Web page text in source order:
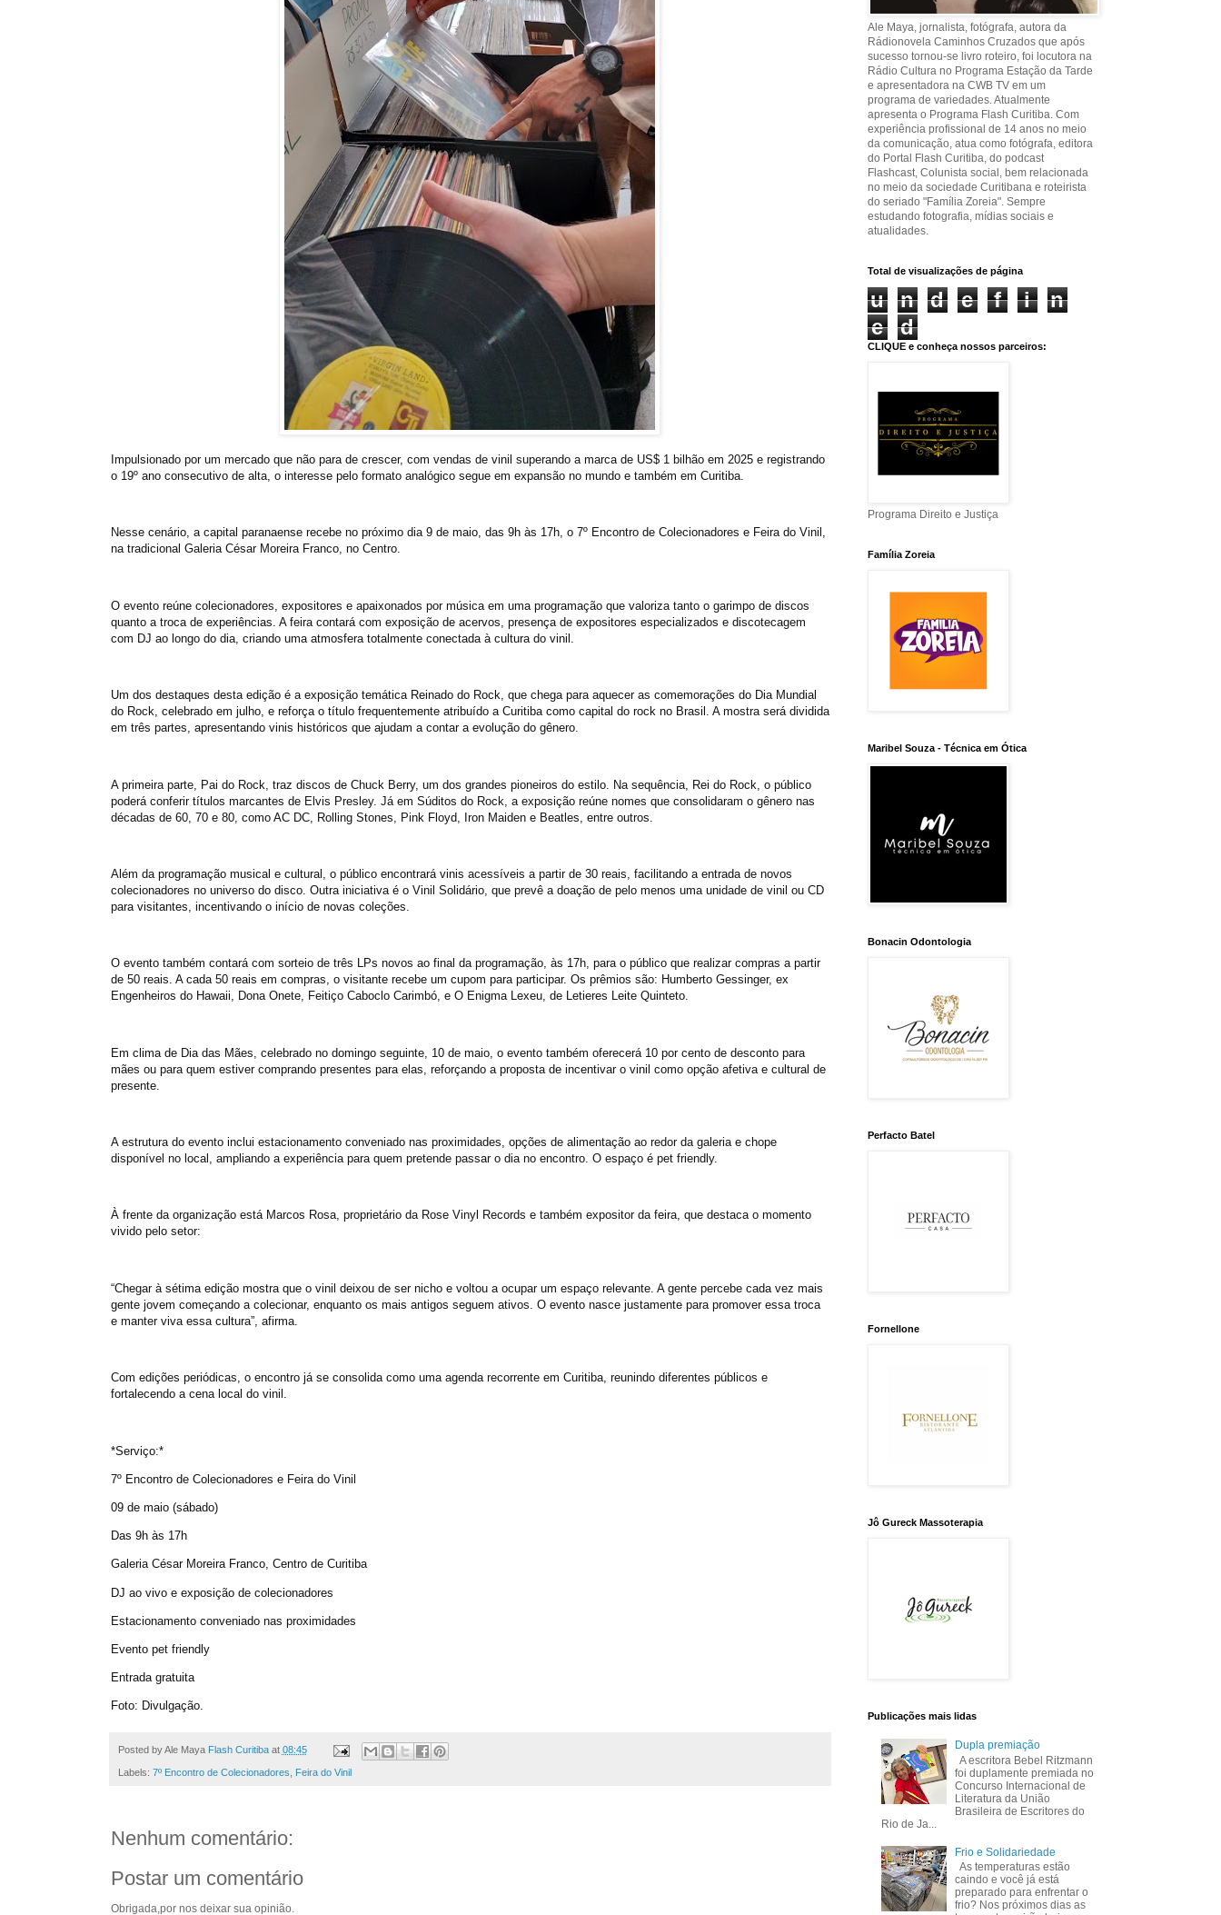
Impulsionado por um mercado que não para de crescer, com vendas de vinil superando a marca de US$ 1 bilhão em 2025 e registrando
o 19º ano consecutivo de alta, o interesse pelo formato analógico segue em expansão no mundo e também em Curitiba.
Nesse cenário, a capital paranaense recebe no próximo dia 9 de maio, das 9h às 17h, o 7º Encontro de Colecionadores e Feira do Vinil,
na tradicional Galeria César Moreira Franco, no Centro.
O evento reúne colecionadores, expositores e apaixonados por música em uma programação que valoriza tanto o garimpo de discos
quanto a troca de experiências. A feira contará com exposição de acervos, presença de expositores especializados e discotecagem
com DJ ao longo do dia, criando uma atmosfera totalmente conectada à cultura do vinil.
Um dos destaques desta edição é a exposição temática Reinado do Rock, que chega para aquecer as comemorações do Dia Mundial
do Rock, celebrado em julho, e reforça o título frequentemente atribuído a Curitiba como capital do rock no Brasil. A mostra será dividida
em três partes, apresentando vinis históricos que ajudam a contar a evolução do gênero.
A primeira parte, Pai do Rock, traz discos de Chuck Berry, um dos grandes pioneiros do estilo. Na sequência, Rei do Rock, o público
poderá conferir títulos marcantes de Elvis Presley. Já em Súditos do Rock, a exposição reúne nomes que consolidaram o gênero nas
décadas de 60, 70 e 80, como AC DC, Rolling Stones, Pink Floyd, Iron Maiden e Beatles, entre outros.
Além da programação musical e cultural, o público encontrará vinis acessíveis a partir de 30 reais, facilitando a entrada de novos
colecionadores no universo do disco. Outra iniciativa é o Vinil Solidário, que prevê a doação de pelo menos uma unidade de vinil ou CD
para visitantes, incentivando o início de novas coleções.
O evento também contará com sorteio de três LPs novos ao final da programação, às 17h, para o público que realizar compras a partir
de 50 reais. A cada 50 reais em compras, o visitante recebe um cupom para participar. Os prêmios são: Humberto Gessinger, ex
Engenheiros do Hawaii, Dona Onete, Feitiço Caboclo Carimbó, e O Enigma Lexeu, de Letieres Leite Quinteto.
Em clima de Dia das Mães, celebrado no domingo seguinte, 10 de maio, o evento também oferecerá 10 por cento de desconto para
mães ou para quem estiver comprando presentes para elas, reforçando a proposta de incentivar o vinil como opção afetiva e cultural de
presente.
A estrutura do evento inclui estacionamento conveniado nas proximidades, opções de alimentação ao redor da galeria e chope
disponível no local, ampliando a experiência para quem pretende passar o dia no encontro. O espaço é pet friendly.
À frente da organização está Marcos Rosa, proprietário da Rose Vinyl Records e também expositor da feira, que destaca o momento
vivido pelo setor:
“Chegar à sétima edição mostra que o vinil deixou de ser nicho e voltou a ocupar um espaço relevante. A gente percebe cada vez mais
gente jovem começando a colecionar, enquanto os mais antigos seguem ativos. O evento nasce justamente para promover essa troca
e manter viva essa cultura”, afirma.
Com edições periódicas, o encontro já se consolida como uma agenda recorrente em Curitiba, reunindo diferentes públicos e
fortalecendo a cena local do vinil.
*Serviço:*
7º Encontro de Colecionadores e Feira do Vinil
09 de maio (sábado)
Das 9h às 17h
Galeria César Moreira Franco, Centro de Curitiba
DJ ao vivo e exposição de colecionadores
Estacionamento conveniado nas proximidades
Evento pet friendly
Entrada gratuita
Foto: Divulgação.
Posted by Ale Maya Flash Curitiba at 08:45
Labels: 7º Encontro de Colecionadores Feira do Vinil
Nenhum comentário:
Postar um comentário
Obrigada,por nos deixar sua opinião.
Ale Maya, jornalista, fotógrafa, autora da
Rádionovela Caminhos Cruzados que após
sucesso tornou-se livro roteiro, foi locutora na
Rádio Cultura no Programa Estação da Tarde
e apresentadora na CWB TV em um
programa de variedades. Atualmente
apresenta o Programa Flash Curitiba. Com
experiência profissional de 14 anos no meio
da comunicação, atua como fotógrafa, editora
do Portal Flash Curitiba, do podcast
Flashcast, Colunista social, bem relacionada
no meio da sociedade Curitibana e roteirista
do seriado "Família Zoreia". Sempre
estudando fotografia, mídias sociais e
atualidades.
Total de visualizações de página
u n d e f i
n
e
d
CLIQUE e conheça nossos parceiros:
Programa Direito e Justiça
Família Zoreia
Maribel Souza - Técnica em Ótica
Bonacin Odontologia
Perfacto Batel
Fornellone
Jô Gureck Massoterapia
Publicações mais lidas
Dupla premiação
A escritora Bebel Ritzmann
foi duplamente premiada no
Concurso Internacional de
Literatura da União
Brasileira de Escritores do
Rio de Ja...
Frio e Solidariedade
As temperaturas estão
caindo e você já está
preparado para enfrentar o
frio? Nos próximos dias as